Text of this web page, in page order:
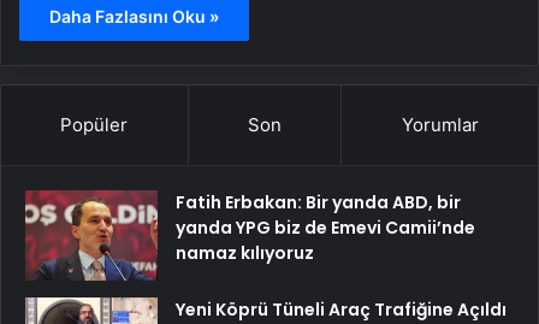
Daha Fazlasını Oku »
Popüler Son Yorumlar
Fatih Erbakan: Bir yanda ABD, bir
yanda YPG biz de Emevi Camii’nde
namaz kılıyoruz
Yeni Köprü Tüneli Araç Trafiğine Açıldı